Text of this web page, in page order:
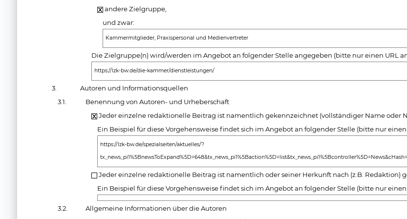
andere Zielgruppe,
und zwar:
Kammermitglieder, Praxispersonal und Medienvertreter
Die Zielgruppe(n) wird/werden im Angebot an folgender Stelle angegeben (bitte nur einen URL
https://lzk-bw.de/die-kammer/dienstleistungen/
3.
Autoren und Informationsquellen
3.1.
Benennung von Autoren- und Urheberschaft
Jeder einzelne redaktionelle Beitrag ist namentlich gekennzeichnet (vollständiger Name oder
Ein Beispiel für diese Vorgehensweise findet sich im Angebot an folgender Stelle (bitte nur
https://lzk-bw.de/spezialseiten/aktuelles/?
Jeder einzelne redaktionelle Beitrag ist namentlich oder seiner Herkunft nach (z.B. Redaktion)
Ein Beispiel für diese Vorgehensweise findet sich im Angebot an folgender Stelle (bitte nur
3.2.
Allgemeine Informationen über die Autoren